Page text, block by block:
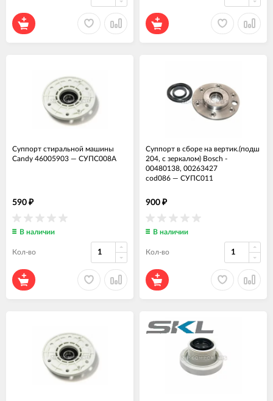
Суппорт стиральной машины
Candy 46005903 — СУПС008А
590 ₽
В наличии
Кол-во
Суппорт в сборе на вертик.(подш
204, с зеркалом) Bosch -
00480138, 00263427
cod086 — СУПС011
900 ₽
В наличии
Кол-во